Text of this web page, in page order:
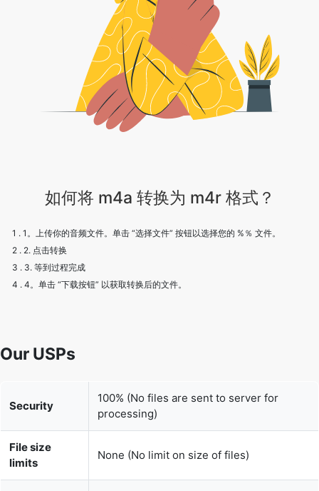
2 . 2. 点击转换
4 . 4。单击 “下载按钮” 以获取转换后的文件。
Security
File size
limits
None (No limit on size of files)
Usage limits None (Process as many files as you want)
Price Free